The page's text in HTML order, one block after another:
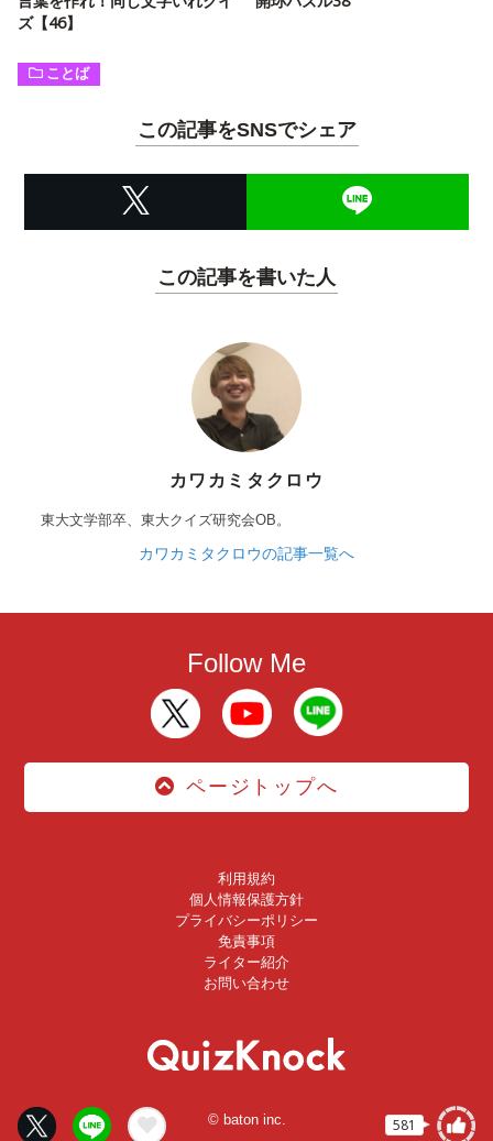
581
ズ【46】
ことば
この記事をSNSでシェア
この記事を書いた人
カワカミタクロウ
東大文学部卒、東大クイズ研究会OB。
カワカミタクロウの記事一覧へ
Follow Me
ページトップへ
利用規約
個人情報保護方針
プライバシーポリシー
免責事項
ライター紹介
お問い合わせ
© baton inc.